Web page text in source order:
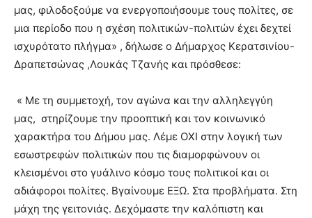
μας, φιλοδοξούμε να ενεργοποιήσουμε τους πολίτες, σε
μια περίοδο που η σχέση πολιτικών-πολιτών έχει δεχτεί
ισχυρότατο πλήγμα» , δήλωσε ο Δήμαρχος Κερατσινίου-
Δραπετσώνας ,Λουκάς Τζανής και πρόσθεσε:
« Με τη συμμετοχή, τον αγώνα και την αλληλεγγύη
μας, στηρίζουμε την προοπτική και τον κοινωνικό
χαρακτήρα του Δήμου μας. Λέμε ΟΧΙ στην λογική των
εσωστρεφών πολιτικών που τις διαμορφώνουν οι
κλεισμένοι στο γυάλινο κόσμο τους πολιτικοί και οι
αδιάφοροι πολίτες. Βγαίνουμε ΕΞΩ. Στα προβλήματα. Στη
μάχη της γειτονιάς. Δεχόμαστε την καλόπιστη και